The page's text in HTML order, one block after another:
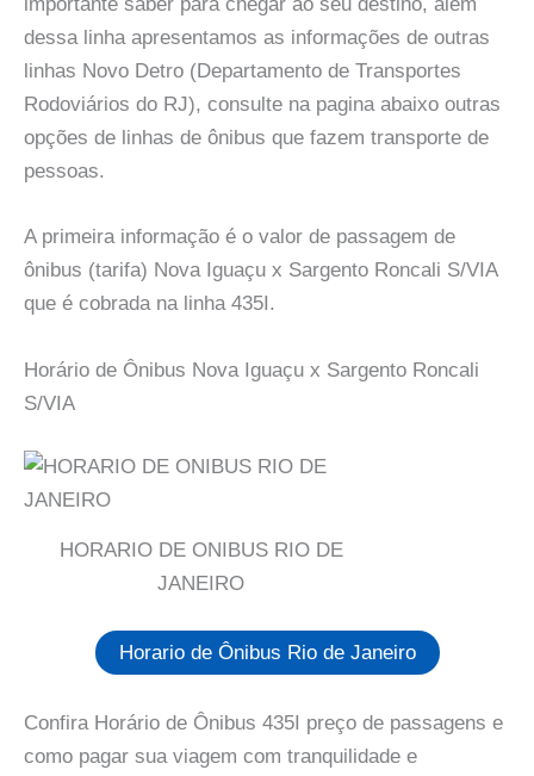
dessa linha apresentamos as informações de outras
linhas Novo Detro (Departamento de Transportes
Rodoviários do RJ), consulte na pagina abaixo outras
opções de linhas de ônibus que fazem transporte de
pessoas.
A primeira informação é o valor de passagem de
ônibus (tarifa) Nova Iguaçu x Sargento Roncali S/VIA
que é cobrada na linha 435I.
Horário de Ônibus Nova Iguaçu x Sargento Roncali
S/VIA
HORARIO DE ONIBUS RIO DE
JANEIRO
Horario de Ônibus Rio de Janeiro
Confira Horário de Ônibus 435I preço de passagens e
como pagar sua viagem com tranquilidade e